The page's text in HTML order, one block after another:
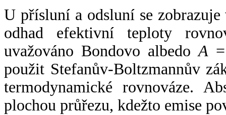
U přísluní a odsluní se
odhad efektivní teploty
uvažováno Bondovo albedoA
použit Stefanův-Boltzmannův
termodynamické rovnováze.
plochou průřezu, kdežto emise